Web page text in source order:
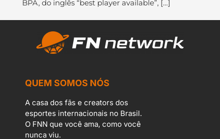
BPA, do inglês “best player available”, […]
QUEM SOMOS NÓS
A casa dos fãs e creators dos
esportes internacionais no Brasil.
O FNN que você ama, como você
nunca viu.